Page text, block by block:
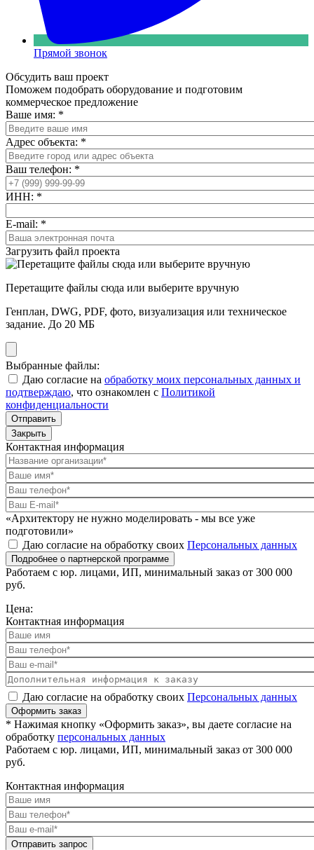
Прямой звонок
Обсудить ваш проект
Поможем подобрать оборудование и подготовим
коммерческое предложение
Ваше имя: *
Адрес объекта: *
Ваш телефон: *
ИНН: *
E-mail: *
Загрузить файл проекта
Перетащите файлы сюда или выберите вручную
Генплан, DWG, PDF, фото, визуализация или техническое
задание. До 20 МБ
Выбранные файлы:
Даю согласие на обработку моих персональных данных и
подтверждаю, что ознакомлен с Политикой
конфиденциальности
Отправить
Закрыть
Контактная информация
«Архитектору не нужно моделировать - мы все уже
подготовили»
Даю согласие на обработку своих Персональных данных
Подробнее о партнерской программе
Работаем с юр. лицами, ИП, минимальный заказ от 300 000
руб.
Цена:
Контактная информация
Даю согласие на обработку своих Персональных данных
Оформить заказ
* Нажимая кнопку «Оформить заказ», вы даете согласие на
обработку персональных данных
Работаем с юр. лицами, ИП, минимальный заказ от 300 000
руб.
Контактная информация
Отправить запрос